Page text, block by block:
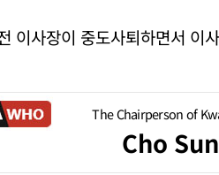
이사장이 중도사퇴하면서 이
The Chairperson of
Cho